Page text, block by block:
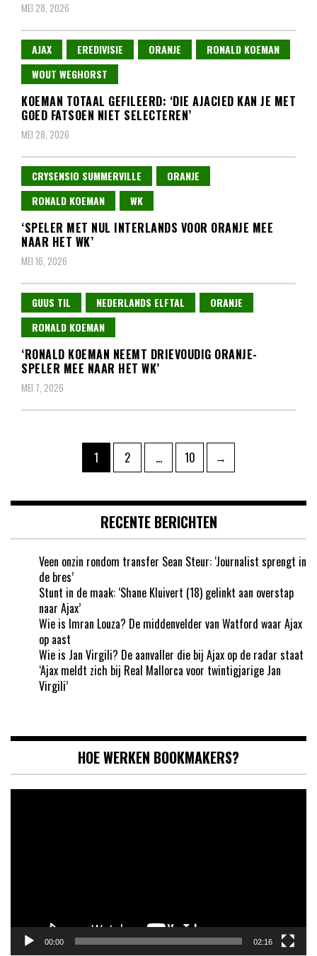
MEI 28, 2026
AJAX EREDIVISIE ORANJE
RONALD KOEMAN
WOUT WEGHORST
KOEMAN TOTAAL GEFILEERD: ‘DIE AJACIED KAN JE MET
GOED FATSOEN NIET SELECTEREN’
MEI 28, 2026
CRYSENSIO SUMMERVILLE
ORANJE
RONALD KOEMAN
WK
‘SPELER MET NUL INTERLANDS VOOR ORANJE MEE
NAAR HET WK’
MEI 16, 2026
GUUS TIL NEDERLANDS ELFTAL
ORANJE
RONALD KOEMAN
‘RONALD KOEMAN NEEMT DRIEVOUDIG ORANJE-
SPELER MEE NAAR HET WK’
MEI 7, 2026
paginering
Pagina
1 Pagina
2 … Pagina
10 →
RECENTE BERICHTEN
Veen onzin rondom transfer Sean Steur: ‘Journalist sprengt in
de bres’
Stunt in de maak: ‘Shane Kluivert (18) gelinkt aan overstap
naar Ajax’
Wie is Imran Louza? De middenvelder van Watford waar Ajax
op aast
Wie is Jan Virgili? De aanvaller die bij Ajax op de radar staat
‘Ajax meldt zich bij Real Mallorca voor twintigjarige Jan
Virgili’
HOE WERKEN BOOKMAKERS?
00:00 02:16